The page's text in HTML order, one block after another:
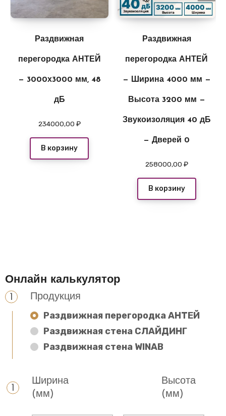
Раздвижная
перегородка АНТЕЙ
— 3000х3000 мм, 48
дБ
234000,00 ₽
В корзину
Раздвижная
перегородка АНТЕЙ
— Ширина 4000 мм —
Высота 3200 мм —
Звукоизоляция 40 дБ
— Дверей 0
258000,00 ₽
В корзину
Онлайн калькулятор
Продукция
Раздвижная перегородка АНТЕЙ
Раздвижная стена СЛАЙДИНГ
Раздвижная стена WINAB
Ширина
(мм)
Высота
(мм)